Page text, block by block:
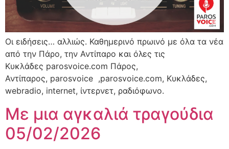
Οι ειδήσεις… αλλιώς. Καθημερινό πρωινό με όλα τα νέα
από την Πάρο, την Αντίπαρο και όλες τις
Κυκλάδες parosvoice.com Πάρος,
Αντίπαρος, parosvoice ,parosvoice.com, Κυκλάδες,
webradio, internet, ίντερνετ, ραδιόφωνο.
Με μια αγκαλιά τραγούδια
05/02/2026